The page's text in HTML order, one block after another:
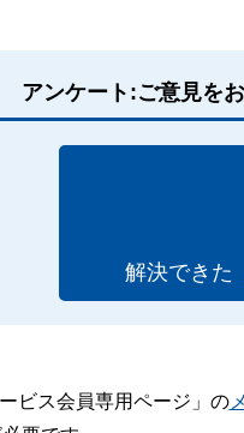
アンケート:ご意見を
解決できた
ビス会員専用ページ」の